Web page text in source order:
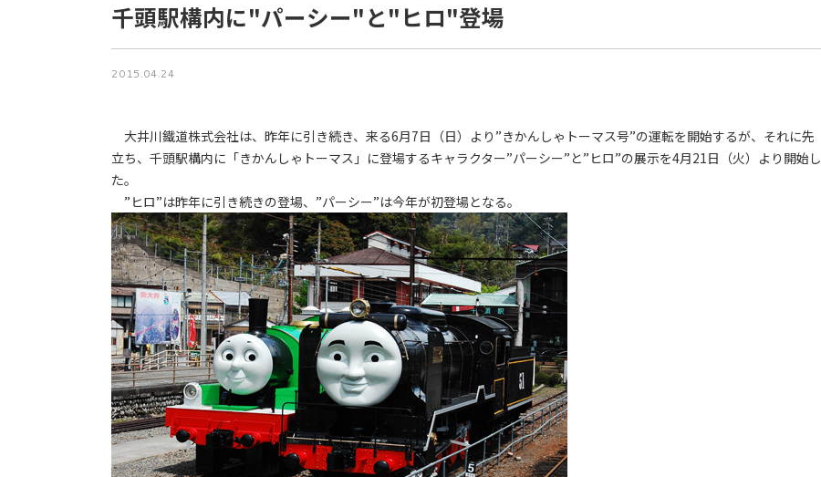
千頭駅構内に"パーシー"と"ヒロ"登場
2015.04.24
大井川鐵道株式会社は、昨年に引き続き、来る6月7日（日）より”きかんしゃトーマス号”の運転を開始するが、それに先
立ち、千頭駅構内に「きかんしゃトーマス」に登場するキャラクター”パーシー”と”ヒロ”の展示を4月21日（火）より開始し
た。
”ヒロ”は昨年に引き続きの登場、”パーシー”は今年が初登場となる。